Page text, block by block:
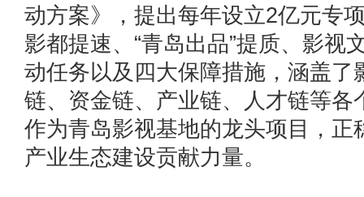
动方案》，提出每年设立2亿元专
影都提速、“青岛出品”提质、影视
动任务以及四大保障措施，涵盖了
链、资金链、产业链、人才链等各
作为青岛影视基地的龙头项目，正
产业生态建设贡献力量。